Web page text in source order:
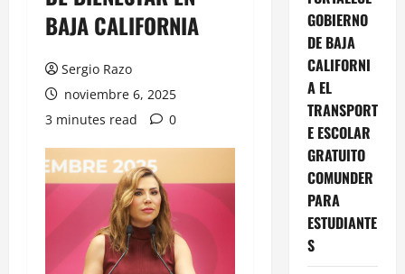
BAJA CALIFORNIA
Sergio Razo
noviembre 6, 2025
3 minutes read
0
GOBIERNO
DE BAJA
CALIFORNI
A EL
TRANSPORT
E ESCOLAR
GRATUITO
COMUNDER
PARA
ESTUDIANTE
S